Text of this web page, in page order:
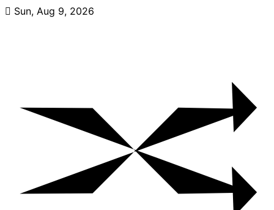
SkipSun, Aug 9, 2026